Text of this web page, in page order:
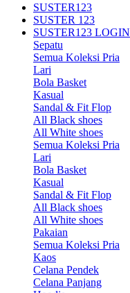
SUSTER123
SUSTER 123
SUSTER123 LOGIN
Sepatu
Semua Koleksi Pria
Lari
Bola Basket
Kasual
Sandal & Fit Flop
All Black shoes
All White shoes
Semua Koleksi Pria
Lari
Bola Basket
Kasual
Sandal & Fit Flop
All Black shoes
All White shoes
Pakaian
Semua Koleksi Pria
Kaos
Celana Pendek
Celana Panjang